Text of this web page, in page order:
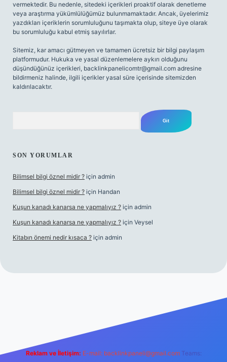
vermektedir. Bu nedenle, sitedeki içerikleri proaktif olarak denetleme
veya araştırma yükümlülüğümüz bulunmamaktadır. Ancak, üyelerimiz
yazdıkları içeriklerin sorumluluğunu taşımakta olup, siteye üye olarak
bu sorumluluğu kabul etmiş sayılırlar.
Sitemiz, kar amacı gütmeyen ve tamamen ücretsiz bir bilgi paylaşım
platformudur. Hukuka ve yasal düzenlemelere aykırı olduğunu
düşündüğünüz içerikleri, backlinkpanelicomtr@gmail.com adresine
bildirmeniz halinde, ilgili içerikler yasal süre içerisinde sitemizden
kaldırılacaktır.
SON YORUMLAR
Bilimsel bilgi öznel midir ? için admin
Bilimsel bilgi öznel midir ? için Handan
Kuşun kanadı kanarsa ne yapmalıyız ? için admin
Kuşun kanadı kanarsa ne yapmalıyız ? için Veysel
Kitabın önemi nedir kısaca ? için admin
Reklam ve İletişim: E-mail: backlinkpaneli@gmail.com Teams: